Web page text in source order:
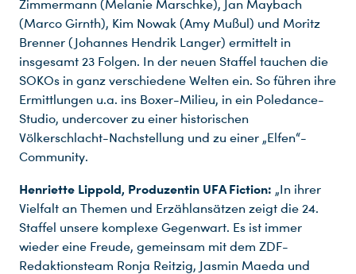
Zimmermann (Melanie Marschke), Jan Maybach
(Marco Girnth), Kim Nowak (Amy Mußul) und Moritz
Brenner (Johannes Hendrik Langer) ermittelt in
insgesamt 23 Folgen. In der neuen Staffel tauchen die
SOKOs in ganz verschiedene Welten ein. So führen ihre
Ermittlungen u.a. ins Boxer-Milieu, in ein Poledance-
Studio, undercover zu einer historischen
Völkerschlacht-Nachstellung und zu einer „Elfen“-
Community.
Henriette Lippold, Produzentin UFA Fiction: „In ihrer
Vielfalt an Themen und Erzählansätzen zeigt die 24.
Staffel unsere komplexe Gegenwart. Es ist immer
wieder eine Freude, gemeinsam mit dem ZDF-
Redaktionsteam Ronja Reitzig, Jasmin Maeda und